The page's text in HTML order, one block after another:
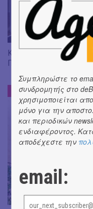
KYKLOS - Ένας νέος
Πειραιά.
ΜΙΑ ΣΤΑΣΗ ΕΔΩ
Συμπληρώστε το
συνδρομητής στο
χρησιμοποιείται
μόνο για την
και περιοδικών
ενδιαφέροντος.
αποδέχεστε την
email: